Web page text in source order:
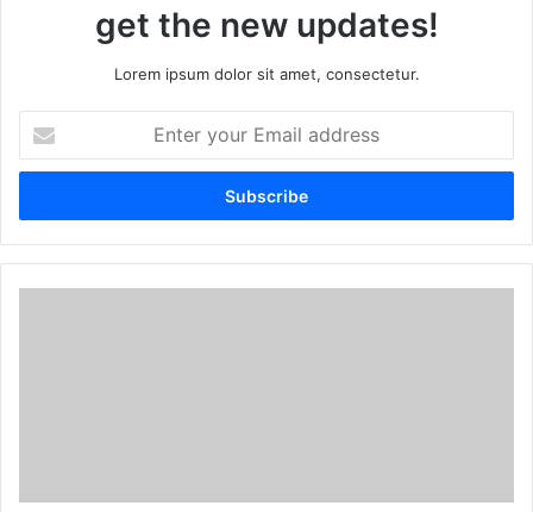
get the new updates!
Lorem ipsum dolor sit amet, consectetur.
t
r
y